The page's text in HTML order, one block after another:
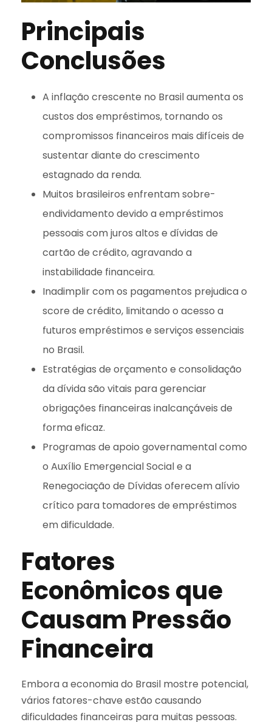
Principais
Conclusões
A inflação crescente no Brasil aumenta os
custos dos empréstimos, tornando os
compromissos financeiros mais difíceis de
sustentar diante do crescimento
estagnado da renda.
Muitos brasileiros enfrentam sobre-
endividamento devido a empréstimos
pessoais com juros altos e dívidas de
cartão de crédito, agravando a
instabilidade financeira.
Inadimplir com os pagamentos prejudica o
score de crédito, limitando o acesso a
futuros empréstimos e serviços essenciais
no Brasil.
Estratégias de orçamento e consolidação
da dívida são vitais para gerenciar
obrigações financeiras inalcançáveis de
forma eficaz.
Programas de apoio governamental como
o Auxílio Emergencial Social e a
Renegociação de Dívidas oferecem alívio
crítico para tomadores de empréstimos
em dificuldade.
Fatores
Econômicos que
Causam Pressão
Financeira
Embora a economia do Brasil mostre potencial,
vários fatores-chave estão causando
dificuldades financeiras para muitas pessoas.